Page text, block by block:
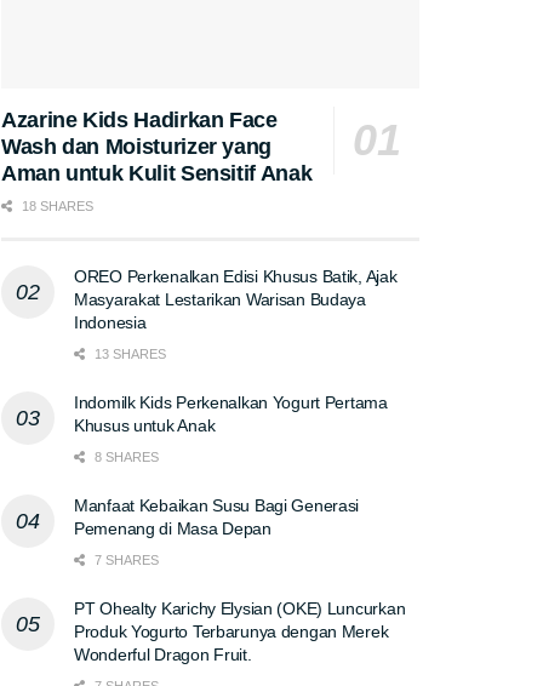
Azarine Kids Hadirkan Face
Wash dan Moisturizer yang
Aman untuk Kulit Sensitif Anak
18 SHARES
OREO Perkenalkan Edisi Khusus Batik, Ajak
Masyarakat Lestarikan Warisan Budaya
Indonesia
13 SHARES
Indomilk Kids Perkenalkan Yogurt Pertama
Khusus untuk Anak
8 SHARES
Manfaat Kebaikan Susu Bagi Generasi
Pemenang di Masa Depan
7 SHARES
PT Ohealty Karichy Elysian (OKE) Luncurkan
Produk Yogurto Terbarunya dengan Merek
Wonderful Dragon Fruit.